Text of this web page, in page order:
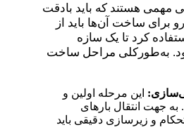
مهمی هستند که باید بادقت
برای ساخت آن‌ها باید از
کرد تا یک سازه
به‌طورکلی مراحل ساخت
این مرحله اولین و
جهت انتقال بارهای
و زیرسازی دقیقی باید